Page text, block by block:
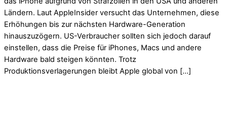
Ländern. Laut AppleInsider versucht das Unternehmen, diese
Erhöhungen bis zur nächsten Hardware-Generation
hinauszuzögern. US-Verbraucher sollten sich jedoch darauf
einstellen, dass die Preise für iPhones, Macs und andere
Hardware bald steigen könnten. Trotz
Produktionsverlagerungen bleibt Apple global von […]